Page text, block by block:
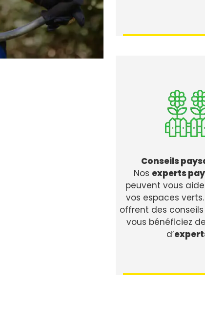
Conseils
Nos experts
peuvent vous
vos espaces
offrent des conseils
vous bénéficiez
d’